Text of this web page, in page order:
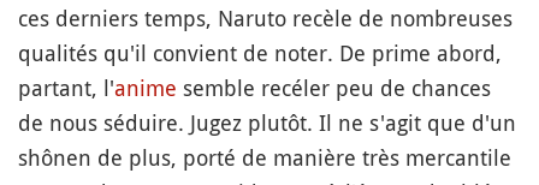
ces derniers temps, Naruto recèle de nombreuses
qualités qu'il convient de noter. De prime abord,
partant, l'anime semble recéler peu de chances
de nous séduire. Jugez plutôt. Il ne s'agit que d'un
shônen de plus, porté de manière très mercantile